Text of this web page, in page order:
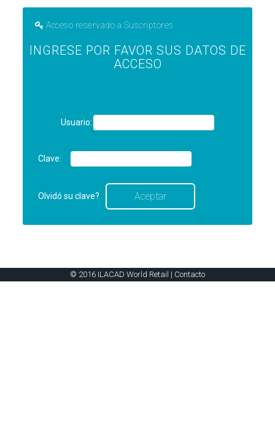
Acceso reservado a Suscriptores
INGRESE POR FAVOR SUS DATOS DE
ACCESO
Usuario:
Clave:
Olvidó su clave?
© 2016 ILACAD World Retail | Contacto